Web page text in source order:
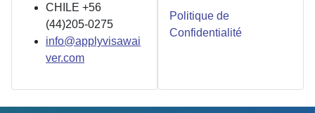
CHILE +56
(44)205-0275
info@applyvisawai
ver.com
Politique de
Confidentialité